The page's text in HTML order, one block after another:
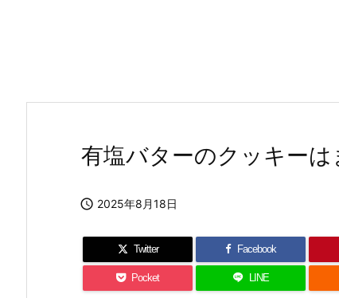
有塩バターのクッキーは
 2025年8月18日
Twitter Facebook
Pocket LINE